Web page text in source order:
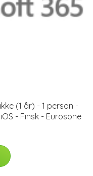
(1 år) - 1 person -
- Finsk - Eurosone